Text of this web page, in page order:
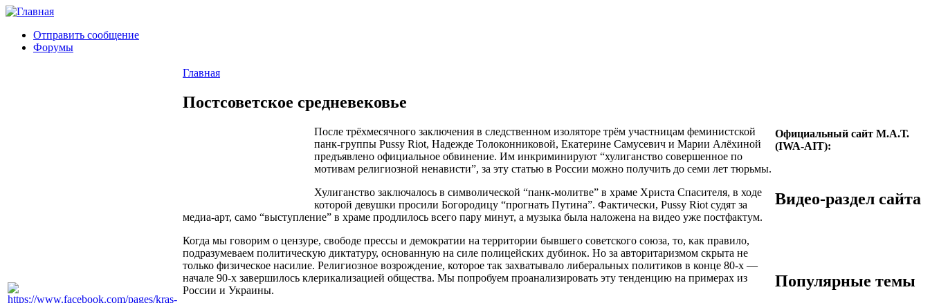
Отправить сообщение
Форумы
Главная
Постсоветское средневековье
После трёхмесячного заключения в следственном изоляторе трём участницам феминистской
панк-группы Pussy Riot, Надежде Толоконниковой, Екатерине Самусевич и Марии Алёхиной
предъявлено официальное обвинение. Им инкриминируют “хулиганство совершенное по
мотивам религиозной ненависти”, за эту статью в России можно получить до семи лет тюрьмы.
Хулиганство заключалось в символической “панк-молитве” в храме Христа Спасителя, в ходе
которой девушки просили Богородицу “прогнать Путина”. Фактически, Pussy Riot судят за
медиа-арт, само “выступление” в храме продлилось всего пару минут, а музыка была наложена на видео уже постфактум.
Когда мы говорим о цензуре, свободе прессы и демократии на территории бывшего советского союза, то, как правило,
подразумеваем политическую диктатуру, основанную на силе полицейских дубинок. Но за авторитаризмом скрыта не
только физическое насилие. Религиозное возрождение, которое так захватывало либеральных политиков в конце 80-х —
начале 90-х завершилось клерикализацией общества. Мы попробуем проанализировать эту тенденцию на примерах из
России и Украины.
Официальный сайт М.А.Т.
(IWA-AIT):
Видео-раздел сайта
Популярные темы